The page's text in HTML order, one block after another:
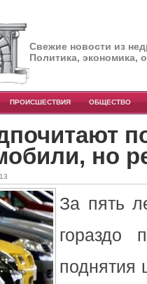
Свежие новости из
Политика, экономика,
ПРОИСШЕСТВИЯ ОБЩЕСТВО
но
За пять
гораздо
поднятия